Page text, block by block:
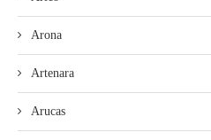
Arona
Artenara
Arucas